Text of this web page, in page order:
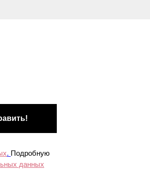
. Подробную
данных